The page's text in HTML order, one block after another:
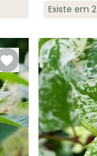
Agosto à
Outubro
Existe em